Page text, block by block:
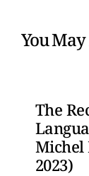
You
The
Michel
2023)